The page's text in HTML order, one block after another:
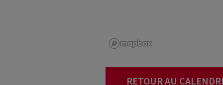
RETOUR AU